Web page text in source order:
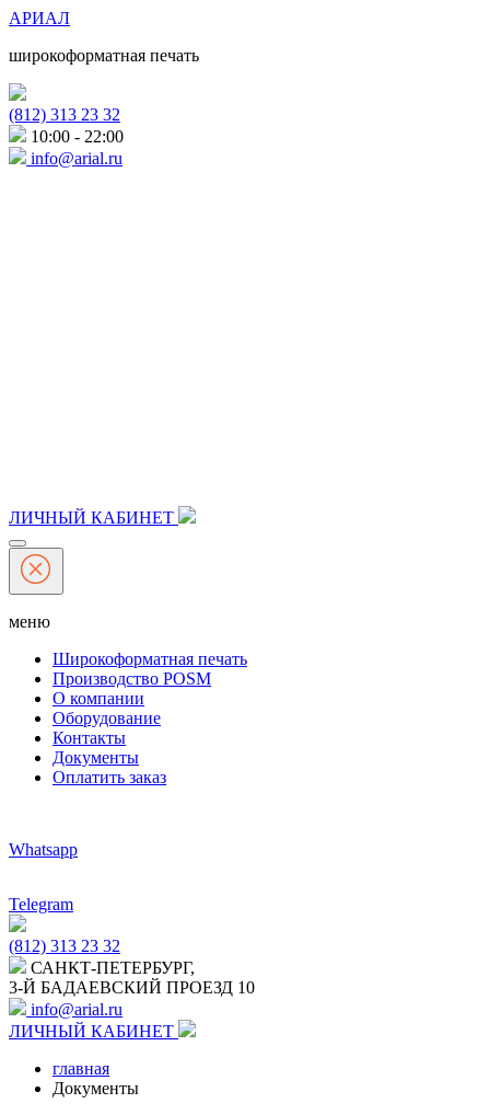
АРИАЛ
широкоформатная печать
(812) 313 23 32
10:00 - 22:00
info@arial.ru
ЛИЧНЫЙ КАБИНЕТ
меню
Широкоформатная печать
Производство POSM
О компании
Оборудование
Контакты
Документы
Оплатить заказ
Whatsapp
Telegram
(812) 313 23 32
САНКТ-ПЕТЕРБУРГ,
3-Й БАДАЕВСКИЙ ПРОЕЗД 10
info@arial.ru
ЛИЧНЫЙ КАБИНЕТ
главная
Документы